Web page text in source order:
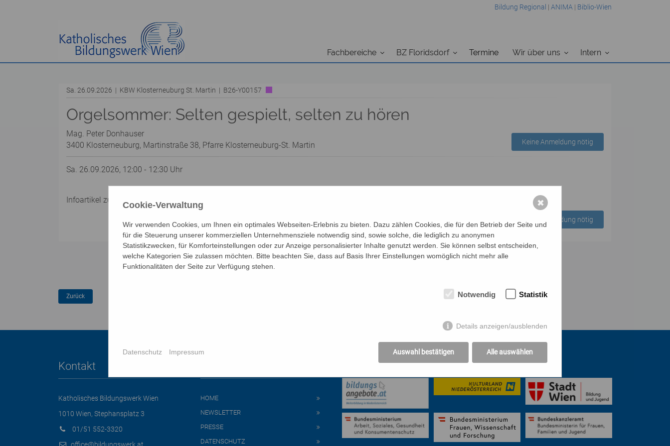
Bildung Regional | ANIMA | Biblio-Wien
Fachbereiche BZ Floridsdorf Termine Wir über uns Intern
Sa. 26.09.2026 | KBW Klosterneuburg St. Martin | B26-Y00157
Orgelsommer: Selten gespielt, selten zu hören
Mag. Peter Donhauser
3400 Klosterneuburg, Martinstraße 38, Pfarre Klosterneuburg-St. Martin
Keine Anmeldung nötig
Sa. 26.09.2026, 12:00 - 12:30 Uhr
Infoartikel zu diesem Thema: Orgelsommer
Keine Anmeldung nötig
Kontakt
Katholisches Bildungswerk Wien
1010 Wien, Stephansplatz 3
01/51 552-3320
HOME
NEWSLETTER
PRESSE
DATENSCHUTZ
Mit freundlicher Unterstützung
Cookie-Verwaltung
Wir verwenden Cookies, um Ihnen ein optimales Webseiten-Erlebnis zu bieten. Dazu zählen Cookies, die für den Betrieb der Seite und
für die Steuerung unserer kommerziellen Unternehmensziele notwendig sind, sowie solche, die lediglich zu anonymen
Statistikzwecken, für Komforteinstellungen oder zur Anzeige personalisierter Inhalte genutzt werden. Sie können selbst entscheiden,
welche Kategorien Sie zulassen möchten. Bitte beachten Sie, dass auf Basis Ihrer Einstellungen womöglich nicht mehr alle
Funktionalitäten der Seite zur Verfügung stehen.
Notwendig Statistik
Details anzeigen/ausblenden
Auswahl bestätigen Alle auswählen
Datenschutz Impressum
✖